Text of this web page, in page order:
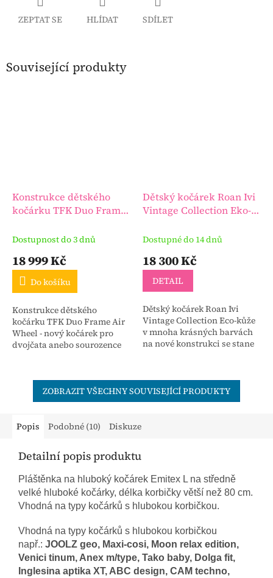
ZEPTAT SE HLÍDAT SDÍLET
Související produkty
Konstrukce dětského
kočárku TFK Duo Frame
Dostupnost do 3 dnů
18 999 Kč
Do košíku
Konstrukce dětského
kočárku TFK Duo Frame Air
Wheel - nový kočárek pro
dvojčata anebo sourozence
pohodlí, kvality a...
Dětský kočárek Roan Ivi
Vintage Collection Eko-
Dostupné do 14 dnů
18 300 Kč
DETAIL
Dětský kočárek Roan Ivi
Vintage Collection Eco-kůže
v mnoha krásných barvách
na nové konstrukci se stane
ZOBRAZIT VŠECHNY SOUVISEJÍCÍ PRODUKTY
Popis Podobné (10) Diskuze
Detailní popis produktu
Pláštěnka na hluboký kočárek Emitex L na středně
velké hluboké kočárky, délka korbičky větší než 80 cm.
Vhodná na typy kočárků s hlubokou korbičkou.
Vhodná na typy kočárků s hlubokou korbičkou
např.: JOOLZ geo, Maxi-cosi, Moon relax edition,
Venici tinum, Anex m/type, Tako baby, Dolga fit,
Inglesina aptika XT, ABC design, CAM techno,